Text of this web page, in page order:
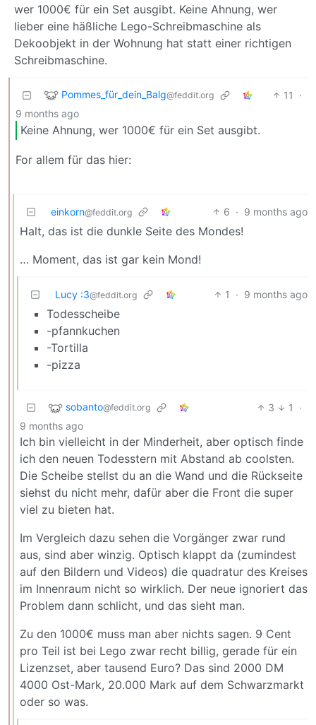
wer 1000€ für ein Set ausgibt. Keine Ahnung, wer
lieber eine häßliche Lego-Schreibmaschine als
Dekoobjekt in der Wohnung hat statt einer richtigen
Schreibmaschine.
Pommes_für_dein_Balg@feddit.org 11
·
9 months ago
Keine Ahnung, wer 1000€ für ein Set ausgibt.
For allem für das hier:
einkorn@feddit.org 6 · 9 months ago
Halt, das ist die dunkle Seite des Mondes!
… Moment, das ist gar kein Mond!
Lucy :3@feddit.org 1 · 9 months ago
Todesscheibe
-pfannkuchen
-Tortilla
-pizza
sobanto@feddit.org 3 1
·
9 months ago
Ich bin vielleicht in der Minderheit, aber optisch finde
ich den neuen Todesstern mit Abstand ab coolsten.
Die Scheibe stellst du an die Wand und die Rückseite
siehst du nicht mehr, dafür aber die Front die super
viel zu bieten hat.
Im Vergleich dazu sehen die Vorgänger zwar rund
aus, sind aber winzig. Optisch klappt da (zumindest
auf den Bildern und Videos) die quadratur des Kreises
im Innenraum nicht so wirklich. Der neue ignoriert das
Problem dann schlicht, und das sieht man.
Zu den 1000€ muss man aber nichts sagen. 9 Cent
pro Teil ist bei Lego zwar recht billig, gerade für ein
Lizenzset, aber tausend Euro? Das sind 2000 DM
4000 Ost-Mark, 20.000 Mark auf dem Schwarzmarkt
oder so was.